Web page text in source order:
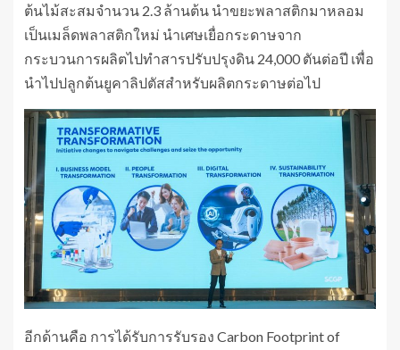
ต้นไม้สะสมจำนวน 2.3 ล้านต้น นำขยะพลาสติกมาหลอม
เป็นเมล็ดพลาสติกใหม่ นำเศษเยื่อกระดาษจาก
กระบวนการผลิตไปทำสารปรับปรุงดิน 24,000 ตันต่อปี เพื่อ
นำไปปลูกต้นยูคาลิปตัสสำหรับผลิตกระดาษต่อไป
อีกด้านคือ การได้รับการรับรอง Carbon Footprint of